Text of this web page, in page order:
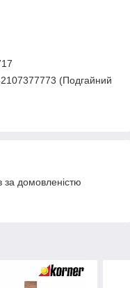
(Подгайний
за домовленістю